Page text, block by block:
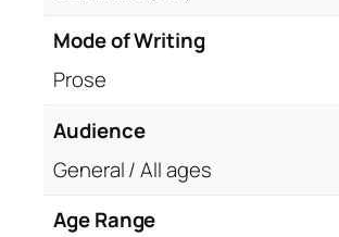
Mode of Writing
Prose
Audience
General / All ages
Age Range